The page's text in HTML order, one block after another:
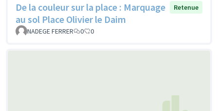
De la couleur sur la place : Marquage
au sol Place Olivier le Daim
Retenue
NADEGE FERRER 0 0